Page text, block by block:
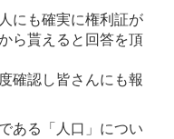
にも確実に権利証が
ら貰えると回答を頂
確認し皆さんにも報
ある「人口」につい